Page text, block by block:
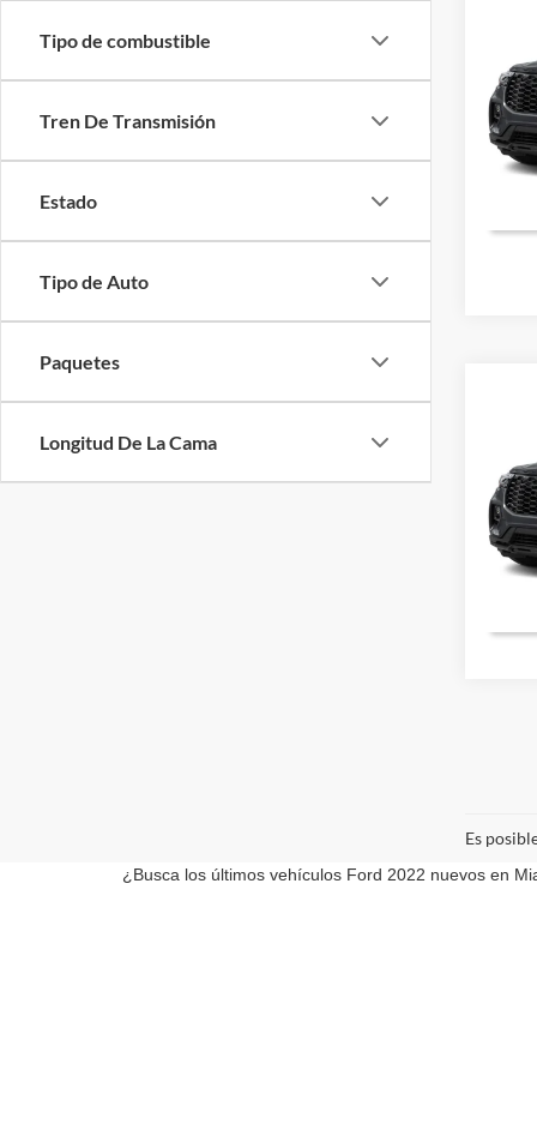
Tipo de combustible
Tren De Transmisión
Estado
Tipo de Auto
Paquetes
Longitud De La Cama
VIN:
Ford
Precio
VIN:
Ford
Precio
Es
¿Busca los últimos vehículos Ford 2022 nuevos en